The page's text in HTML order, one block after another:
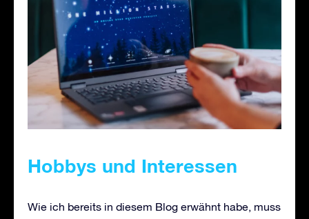
Hobbys und Interessen
Wie ich bereits in diesem Blog erwähnt habe, muss